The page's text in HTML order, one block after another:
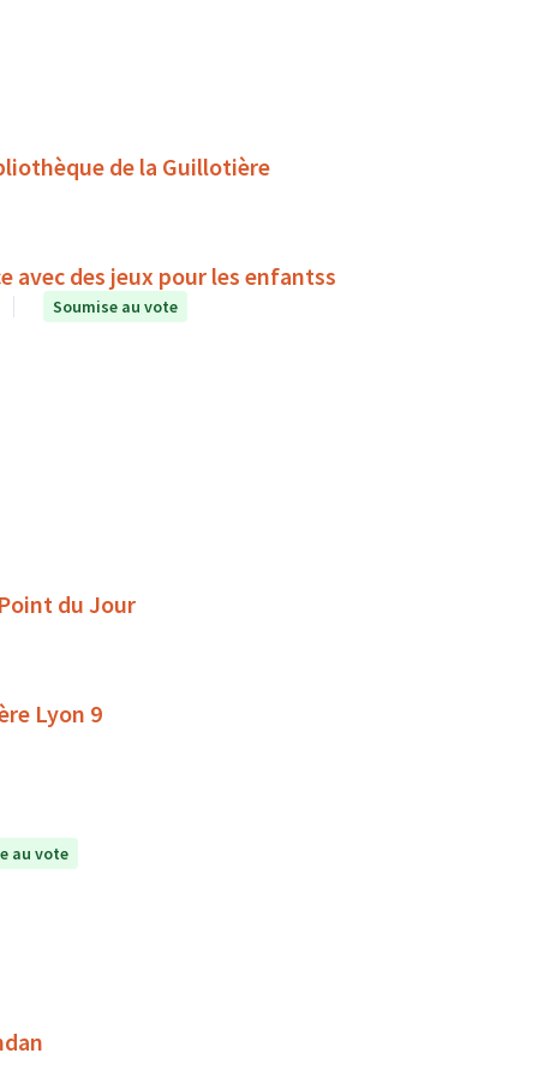
de la Guillotière
avec des jeux pour les enfantss
Soumise au vote
du Jour
Lyon 9
au vote